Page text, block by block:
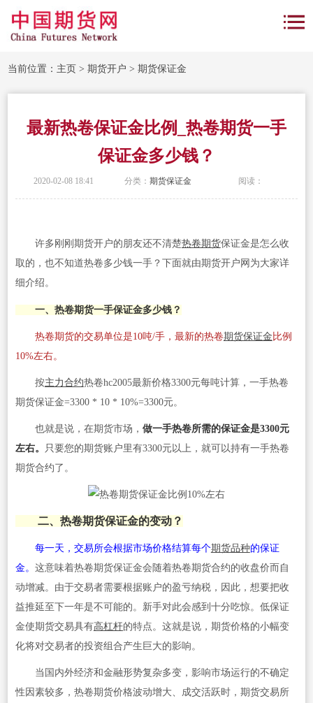
当前位置： 主页 >期货开户 >期货保证金
最新热卷保证金比例_热卷期货一手
保证金多少钱？
2020-02-08 18:41 分类： 期货保证金 阅读：
许多刚刚期货开户的朋友还不清楚热卷期货保证金是怎么收
取的，也不知道热卷多少钱一手？下面就由期货开户网为大家详
细介绍。
一、热卷期货一手保证金多少钱？
热卷期货的交易单位是10吨/手，最新的热卷期货保证金 比例
10%左右。
按主力合约热卷hc2005最新价格3300元每吨计算，一手热卷
期货保证金=3300 * 10 * 10%=3300元。
也就是说，在期货市场， 做一手热卷所需的保证金是3300元
左右。
只要您的期货账户里有3300元以上，就可以持有一手热卷
期货合约了。
二、热卷期货保证金的变动？
每一天，交易所会根据市场价格结算每个期货品种的保证
金。 这意味着热卷期货保证金会随着热卷期货合约的收盘价而自
动增减。由于交易者需要根据账户的盈亏纳税，因此，想要把收
益推延至下一年是不可能的。新手对此会感到十分吃惊。低保证
金使期货交易具有高杠杆的特点。这就是说，期货价格的小幅变
化将对交易者的投资组合产生巨大的影响。
当国内外经济和金融形势复杂多变，影响市场运行的不确定
性因素较多，热卷期货价格波动增大、成交活跃时，期货交易所